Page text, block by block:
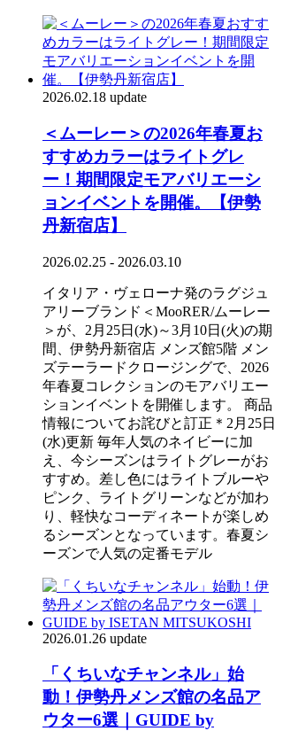
2026.02.18 update
＜ムーレー＞の2026年春夏お
すすめカラーはライトグレ
ー！期間限定モアバリエーシ
ョンイベントを開催。【伊勢
丹新宿店】
2026.02.25 - 2026.03.10
イタリア・ヴェローナ発のラグジュ
アリーブランド＜MooRER/ムーレー
＞が、2月25日(水)～3月10日(火)の期
間、伊勢丹新宿店 メンズ館5階 メン
ズテーラードクロージングで、2026
年春夏コレクションのモアバリエー
ションイベントを開催します。 商品
情報についてお詫びと訂正＊2月25日
(水)更新 毎年人気のネイビーに加
え、今シーズンはライトグレーがお
すすめ。差し色にはライトブルーや
ピンク、ライトグリーンなどが加わ
り、軽快なコーディネートが楽しめ
るシーズンとなっています。春夏シ
ーズンで人気の定番モデル
2026.01.26 update
「くちいなチャンネル」始
動！伊勢丹メンズ館の名品ア
ウター6選｜GUIDE by